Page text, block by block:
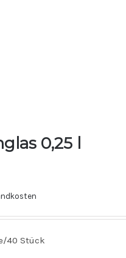
0,25 l
40 Stück